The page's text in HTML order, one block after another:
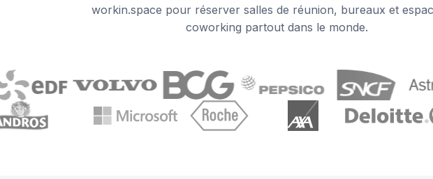
workin.space pour réserver salles de réunion, bureaux et
coworking partout dans le monde.